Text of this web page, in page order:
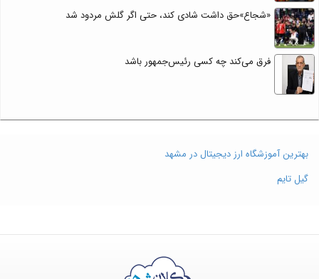
«شجاع»حق داشت شادی کند، حتی اگر گلش مردود شد
فرق می‌کند چه کسی رئیس‌جمهور باشد
بهترین آموزشگاه ارز دیجیتال در مشهد
گیل تایم